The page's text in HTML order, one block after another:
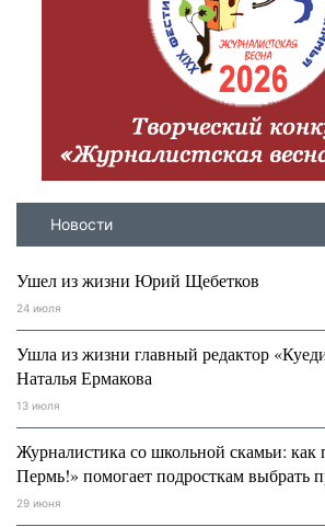
Новости
Ушел из жизни Юрий Щебетков
24 июля
Ушла из жизни главный редактор
Наталья Ермакова
13 июля
Журналистика со школьной скамьи: как
Пермь!» помогает подросткам выбрать
29 июня